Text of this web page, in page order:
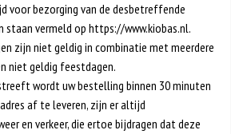
voor bezorging van de desbetreffende
staan vermeld op https://www.kiobas.nl.
zijn niet geldig in combinatie met meerdere
niet geldig feestdagen.
wordt uw bestelling binnen 30 minuten
af te leveren, zijn er altijd
en verkeer, die ertoe bijdragen dat deze